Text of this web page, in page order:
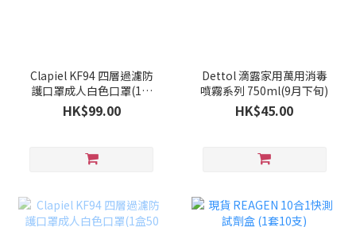
Clapiel KF94 四層過濾防
護口罩成人白色口罩(1盒
50個)(9月上旬)
HK$99.00
Dettol 滴露家用萬用消毒
噴霧系列 750ml(9月下旬)
HK$45.00